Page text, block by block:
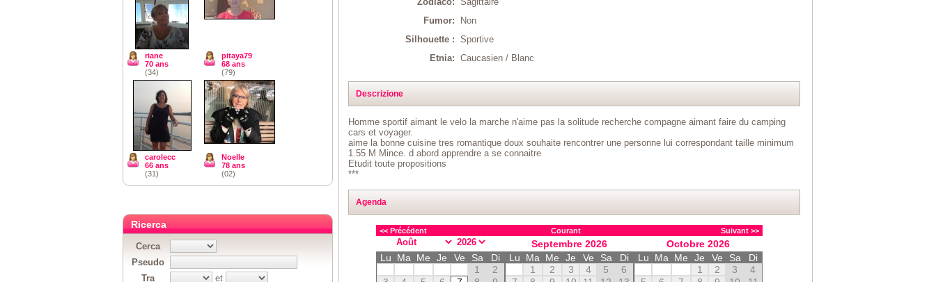
Fumor:
Non
Silhouette :
Sportive
Etnia:
Caucasien / Blanc
Descrizione
Homme sportif aimant le velo la marche n'aime pas la solitude recherche compagne aimant faire du camping
cars et voyager.
aime la bonne cuisine tres romantique doux souhaite rencontrer une personne lui correspondant taille minimum
1.55 M Mince. d abord apprendre a se connaitre
Etudit toute propositions
***
Agenda
<< Précédent Courant Suivant >>
Lu Ma Me Je Ve Sa
Di
1
2
Septembre 2026
Lu
Ma Me Je Ve Sa
Di
1
2 3 4 5
6
Octobre 2026
Lu
Ma Me Je Ve Sa
Di
1
2 3
4
riane
70 ans
(34)
pitaya79
68 ans
(79)
carolecc
66 ans
(31)
Noelle
78 ans
(02)
Ricerca
Cerca
Pseudo
Tra
et